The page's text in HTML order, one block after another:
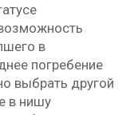
в
погребение
выбрать другой
в нишу